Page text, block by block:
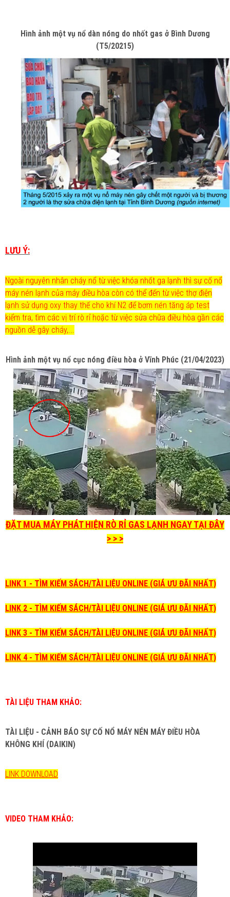
Hình ảnh một vụ nổ dàn nóng do nhốt gas ở Bình Dương
(T5/20215)
LƯU Ý:
Ngoài nguyên nhân cháy nổ từ việc khóa nhốt ga lạnh thì sự cố nổ
máy nén lạnh của máy điều hòa còn có thể đến từ việc thợ điện
lạnh sử dụng oxy thay thế cho khí N2 để bơm nén tăng áp test
kiểm tra, tìm các vị trí rò rỉ hoặc từ việc sửa chữa điều hòa gần các
nguồn dễ gây cháy,...
Hình ảnh một vụ nổ cục nóng điều hòa ở Vĩnh Phúc (21/04/2023)
ĐẶT MUA MÁY PHÁT HIỆN RÒ RỈ GAS LẠNH NGAY TẠI ĐÂY
> > >
LINK 1 - TÌM KIẾM SÁCH/TÀI LIỆU ONLINE (GIÁ ƯU ĐÃI NHẤT)
LINK 2 - TÌM KIẾM SÁCH/TÀI LIỆU ONLINE (GIÁ ƯU ĐÃI NHẤT)
LINK 3 - TÌM KIẾM SÁCH/TÀI LIỆU ONLINE (GIÁ ƯU ĐÃI NHẤT)
LINK 4 - TÌM KIẾM SÁCH/TÀI LIỆU ONLINE (GIÁ ƯU ĐÃI NHẤT)
TÀI LIỆU THAM KHẢO:
TÀI LIỆU - CẢNH BÁO SỰ CỐ NỔ MÁY NÉN MÁY ĐIỀU HÒA
KHÔNG KHÍ (DAIKIN)
LINK DOWNLOAD
VIDEO THAM KHẢO: